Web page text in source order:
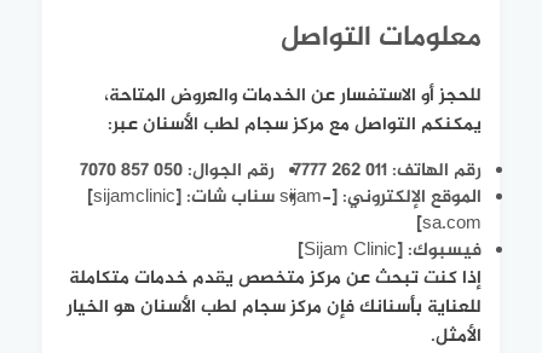
معلومات التواصل
للحجز أو الاستفسار عن الخدمات والعروض المتاحة،
يمكنكم التواصل مع مركز سجام لطب الأسنان عبر:
رقم الهاتف: 011 262 7777
رقم الجوال: 050 857 7070
الموقع الإلكتروني: [sijam-
sa.com]
سناب شات: [sijamclinic]
فيسبوك: [Sijam Clinic]
إذا كنت تبحث عن مركز متخصص يقدم خدمات متكاملة
للعناية بأسنانك فإن مركز سجام لطب الأسنان هو الخيار
الأمثل.